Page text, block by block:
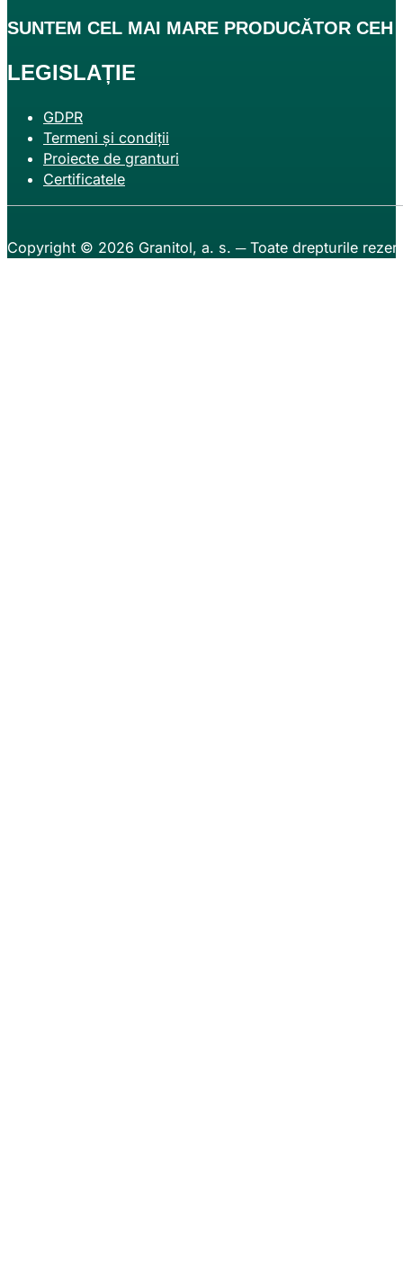
SUNTEM CEL MAI MARE PRODUCĂTOR
LEGISLAȚIE
GDPR
Termeni și condiții
Proiecte de granturi
Certificatele
Copyright © 2026 Granitol, a. s. ─ Toate drepturile